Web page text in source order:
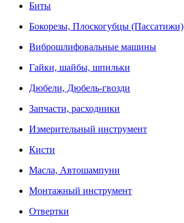
Биты
Бокорезы, Плоскогубцы (Пассатижи)
Виброшлифовальные машины
Гайки, шайбы, шпильки
Дюбели, Дюбель-гвозди
Запчасти, расходники
Измерительный инструмент
Кисти
Масла, Автошампуни
Монтажный инструмент
Отвертки